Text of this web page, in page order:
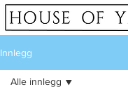
Innlegg
Alle innlegg